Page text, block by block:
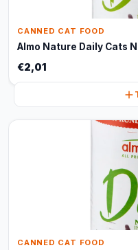
CANNED CAT FOOD
Almo Nature Daily Cats
€2,01
CANNED CAT FOOD